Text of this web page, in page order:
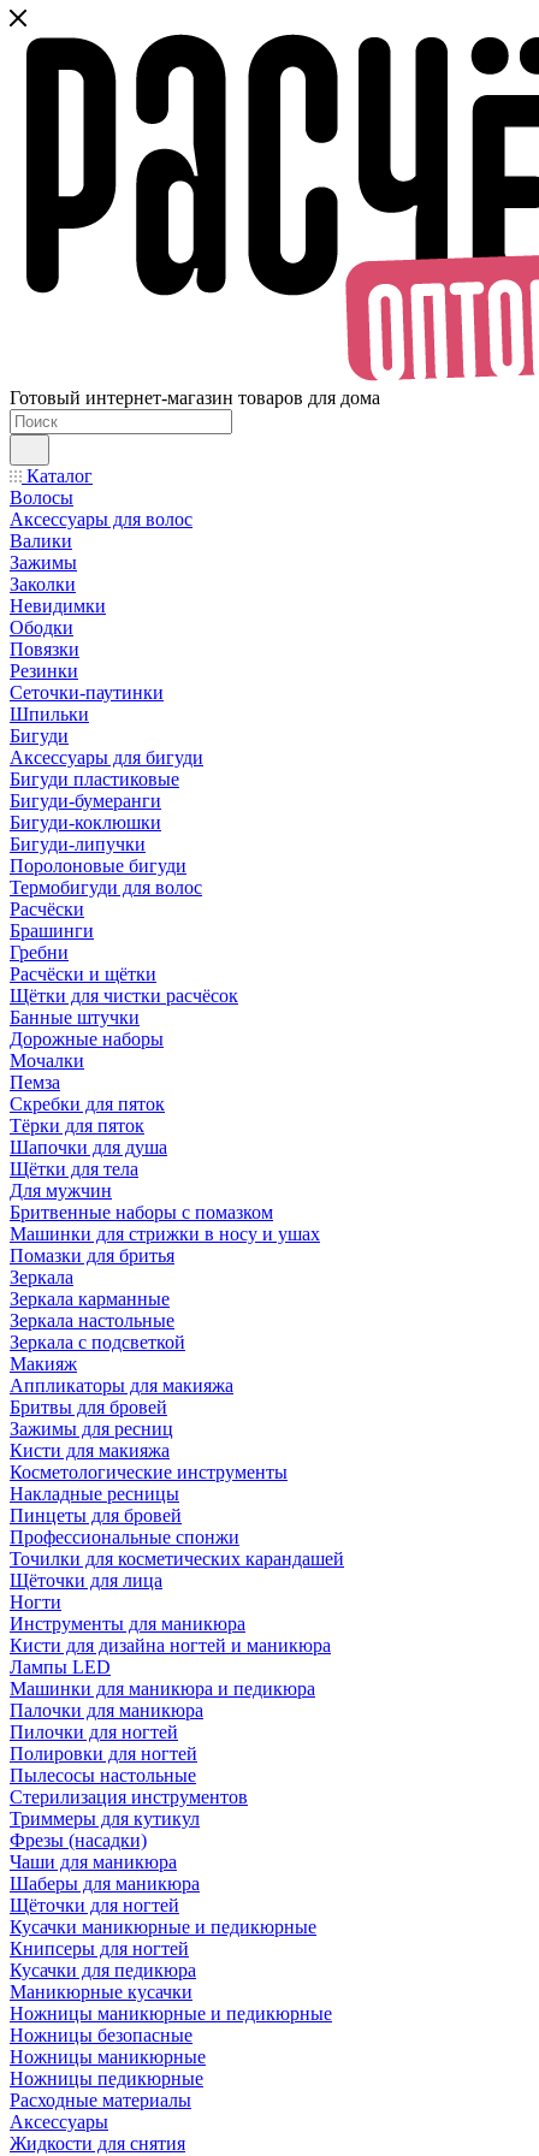
Готовый интернет-магазин товаров для дома
Каталог
Волосы
Аксессуары для волос
Валики
Зажимы
Заколки
Невидимки
Ободки
Повязки
Резинки
Сеточки-паутинки
Шпильки
Бигуди
Аксессуары для бигуди
Бигуди пластиковые
Бигуди-бумеранги
Бигуди-коклюшки
Бигуди-липучки
Поролоновые бигуди
Термобигуди для волос
Расчёски
Брашинги
Гребни
Расчёски и щётки
Щётки для чистки расчёсок
Банные штучки
Дорожные наборы
Мочалки
Пемза
Скребки для пяток
Тёрки для пяток
Шапочки для душа
Щётки для тела
Для мужчин
Бритвенные наборы с помазком
Машинки для стрижки в носу и ушах
Помазки для бритья
Зеркала
Зеркала карманные
Зеркала настольные
Зеркала с подсветкой
Макияж
Аппликаторы для макияжа
Бритвы для бровей
Зажимы для ресниц
Кисти для макияжа
Косметологические инструменты
Накладные ресницы
Пинцеты для бровей
Профессиональные спонжи
Точилки для косметических карандашей
Щёточки для лица
Ногти
Инструменты для маникюра
Кисти для дизайна ногтей и маникюра
Лампы LED
Машинки для маникюра и педикюра
Палочки для маникюра
Пилочки для ногтей
Полировки для ногтей
Пылесосы настольные
Стерилизация инструментов
Триммеры для кутикул
Фрезы (насадки)
Чаши для маникюра
Шаберы для маникюра
Щёточки для ногтей
Кусачки маникюрные и педикюрные
Книпсеры для ногтей
Кусачки для педикюра
Маникюрные кусачки
Ножницы маникюрные и педикюрные
Ножницы безопасные
Ножницы маникюрные
Ножницы педикюрные
Расходные материалы
Аксессуары
Жидкости для снятия